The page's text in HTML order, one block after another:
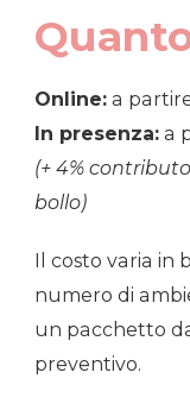
Online: a
In presenza: a
(+ 4%
bollo)
Il costo varia in
numero di
un pacchetto
preventivo.